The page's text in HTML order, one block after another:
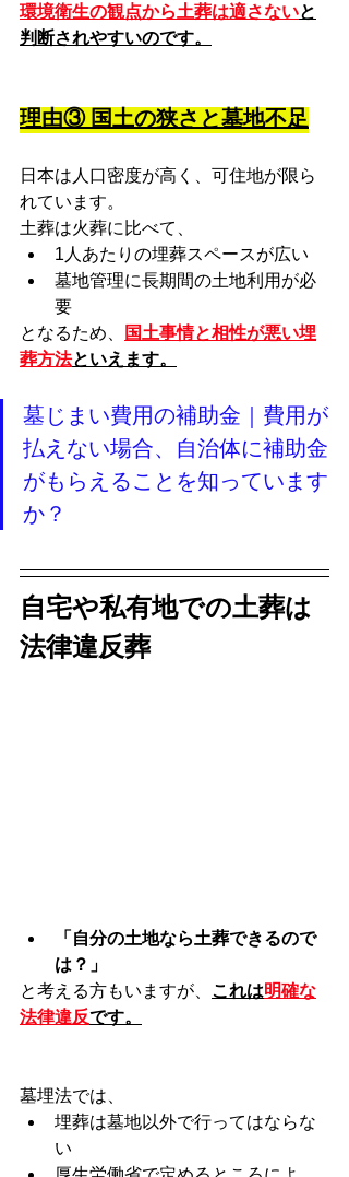
環境衛生の観点から土葬は適さないと
判断されやすいのです。
理由③ 国土の狭さと墓地不足
日本は人口密度が高く、可住地が限ら
れています。
土葬は火葬に比べて、
1人あたりの埋葬スペースが広い
墓地管理に長期間の土地利用が必
要
となるため、
国土事情と相性が悪い埋
葬方法といえます。
墓じまい費用の補助金｜費用が
払えない場合、自治体に補助金
がもらえることを知っています
か？
自宅や私有地での土葬は
法律違反葬
「自分の土地なら土葬できるので
は？」
と考える方もいますが、 これは明確な
法律違反です。
墓埋法では、
埋葬は墓地以外で行ってはならな
い